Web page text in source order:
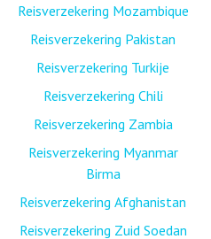
Reisverzekering Mozambique
Reisverzekering Pakistan
Reisverzekering Turkije
Reisverzekering Chili
Reisverzekering Zambia
Reisverzekering Myanmar
Birma
Reisverzekering Afghanistan
Reisverzekering Zuid Soedan